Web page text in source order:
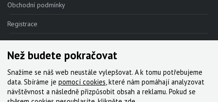
Obchodní podmínky
Registrace
Reklamace
Kde nakoupit
Kontakt
Servis
Než budete pokračovat
Snažíme se náš web neustále vylepšovat. A k tomu potřebujeme
data. Sbíráme je pomocí cookies, které nám pomáhají analyzovat
návštěvnost a následně přizpůsobit obsah a reklamu. Pokud se